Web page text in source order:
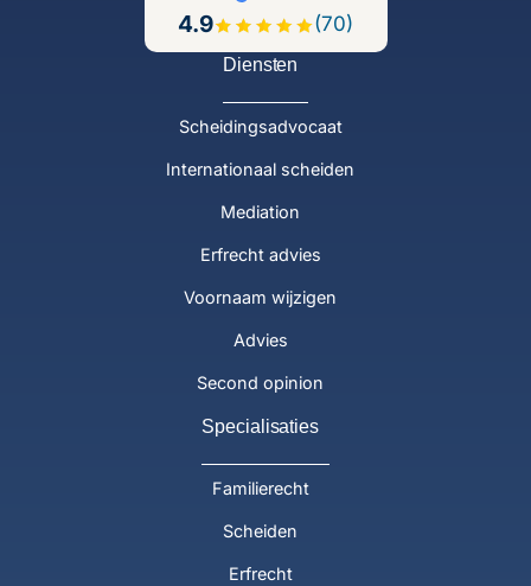
4.9 (70)
Diensten
Scheidingsadvocaat
Internationaal scheiden
Mediation
Erfrecht advies
Voornaam wijzigen
Advies
Second opinion
Specialisaties
Familierecht
Scheiden
Erfrecht